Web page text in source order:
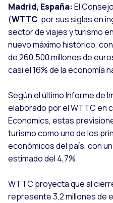
Madrid, España:El
(WTTC, por sus siglas en
sector de viajes y turismo
nuevo máximo histórico,
de 260.500 millones de
casi el 16% de la economía
Según el último Informe de
elaborado por el WTTC en
Economics, estas
turismo como uno de los
económicos del país, con
estimado del 4,7%.
WTTC proyecta que al
represente 3,2 millones de